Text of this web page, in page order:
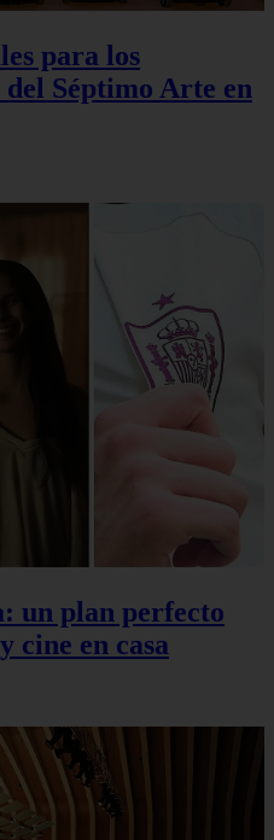
para los
Séptimo Arte en
un plan perfecto
cine en casa